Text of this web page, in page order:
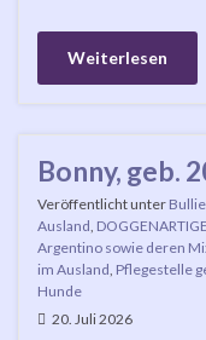
Weiterlesen
Bonny, geb.
Veröffentlicht unter
Ausland
Argentino sowie deren
im Ausland Pflegestelle
Hunde
20. Juli 2026